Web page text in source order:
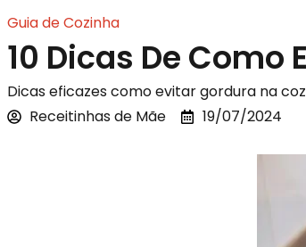
Guia de Cozinha
10 Dicas De Como
Dicas eficazes como evitar gordura na
Receitinhas de Mãe
19/07/2024